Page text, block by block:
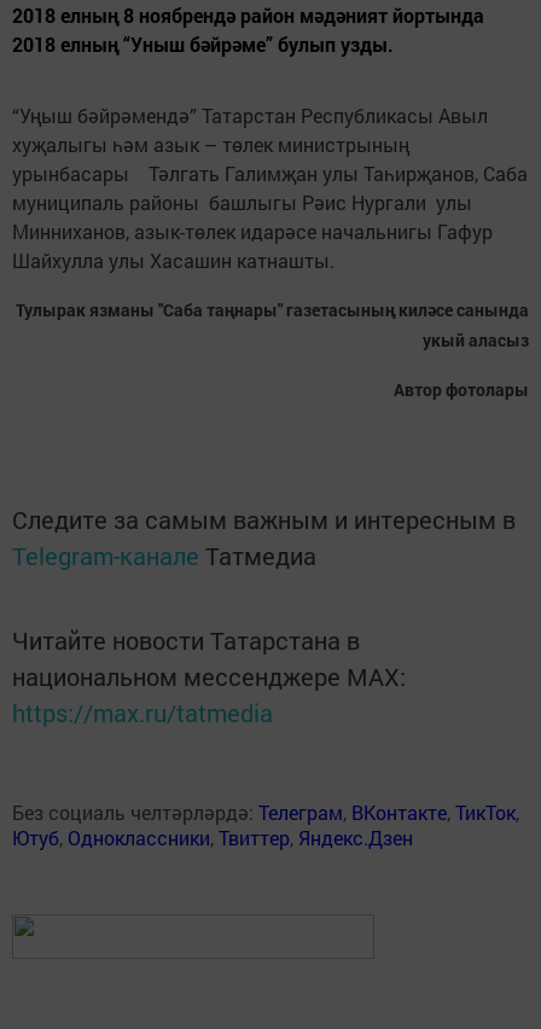
2018 елның 8 ноябрендә район мәдәният йортында
2018 елның “Уныш бәйрәме” булып узды.
“Уңыш бәйрәмендә” Татарстан Республикасы Авыл
хуҗалыгы һәм азык – төлек министрының
урынбасары Тәлгать Галимҗан улы Таһирҗанов, Саба
муниципаль районы башлыгы Рәис Нургали улы
Минниханов, азык-төлек идарәсе начальнигы Гафур
Шайхулла улы Хасашин катнашты.
Тулырак язманы "Саба таңнары" газетасының киләсе санында
укый аласыз
Автор фотолары
Следите за самым важным и интересным в
Telegram-канале Татмедиа
Читайте новости Татарстана в
национальном мессенджере MАХ:
https://max.ru/tatmedia
Без социаль челтәрләрдә: Телеграм, ВКонтакте,ТикТок,
Ютуб, Одноклассники,Твиттер, Яндекс.Дзен